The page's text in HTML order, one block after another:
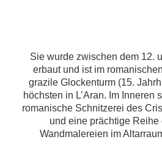
Sie wurde zwischen dem 12.
erbaut und ist im
grazile Glockenturm (15.
höchsten in L’Aran. Im Inneren
romanische Schnitzerei des
und eine prächtige Reihe
Wandmalereien im